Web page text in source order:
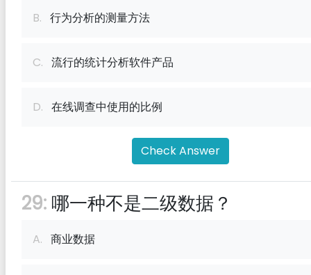
B. 行为分析的测量方法
C. 流行的统计分析软件产品
D. 在线调查中使用的比例
Check Answer
29: 哪一种不是二级数据？
A. 商业数据